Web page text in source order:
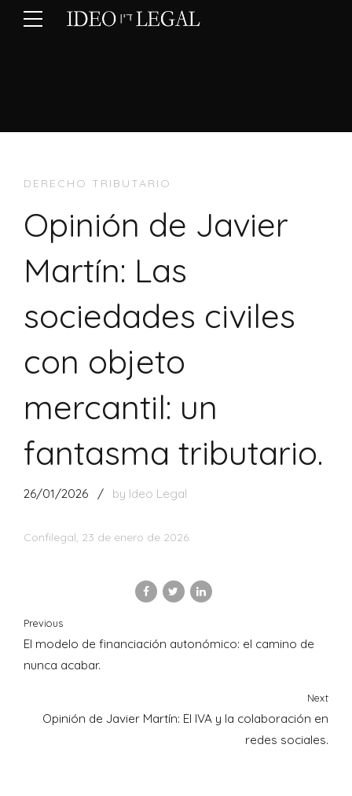
DERECHO TRIBUTARIO
Opinión de Javier
Martín: Las
sociedades civiles
con objeto
mercantil: un
fantasma tributario.
26/01/2026 by Ideo Legal
Confilegal, 23 de enero de 2026.
Previous
El modelo de financiación autonómico: el camino de
nunca acabar.
Next
Opinión de Javier Martín: El IVA y la colaboración en
redes sociales.